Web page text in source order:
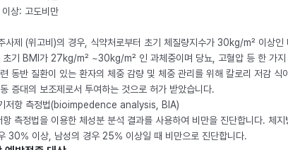
상: 고도비만
사제 (위고비)의 경우, 식약처로부터 초기 체질량지수가 30kg/m² 이상인
초기 BMI가 27kg/m² ~30kg/m² 인 과체중이며 당뇨, 고혈압 등 한 가지
동반 질환이 있는 환자의 체중 감량 및 체중 관리를 위해 칼로리 저감 식
증대의 보조제로서 투여하는 것으로 허가 받았습니다.
저항 측정법(bioimpedence analysis, BIA)
항 측정법을 이용한 체성분 분석 결과를 사용하여 비만을 진단합니다. 체지
30% 이상, 남성의 경우 25% 이상일 때 비만으로 진단합니다.